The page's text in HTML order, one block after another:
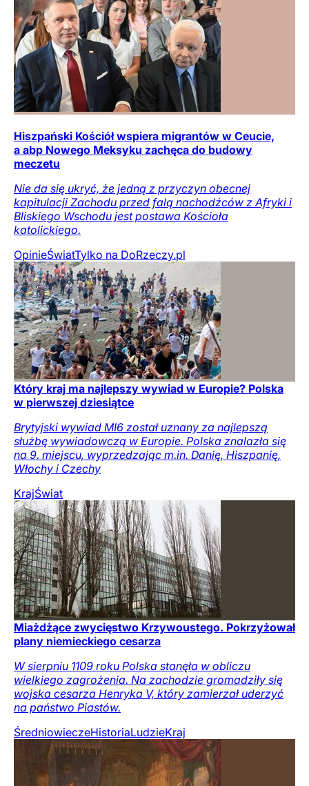
Hiszpański Kościół wspiera migrantów w Ceucie,
a abp Nowego Meksyku zachęca do budowy
meczetu
Nie da się ukryć, że jedną z przyczyn obecnej
kapitulacji Zachodu przed falą nachodźców z Afryki i
Bliskiego Wschodu jest postawa Kościoła
katolickiego.
OpinieŚwiatTylko na DoRzeczy.pl
Który kraj ma najlepszy wywiad w Europie? Polska
w pierwszej dziesiątce
Brytyjski wywiad MI6 został uznany za najlepszą
służbę wywiadowczą w Europie. Polska znalazła się
na 9. miejscu, wyprzedzając m.in. Danię, Hiszpanię,
Włochy i Czechy
KrajŚwiat
Miażdżące zwycięstwo Krzywoustego. Pokrzyżował
plany niemieckiego cesarza
W sierpniu 1109 roku Polska stanęła w obliczu
wielkiego zagrożenia. Na zachodzie gromadziły się
wojska cesarza Henryka V, który zamierzał uderzyć
na państwo Piastów.
ŚredniowieczeHistoriaLudzieKraj